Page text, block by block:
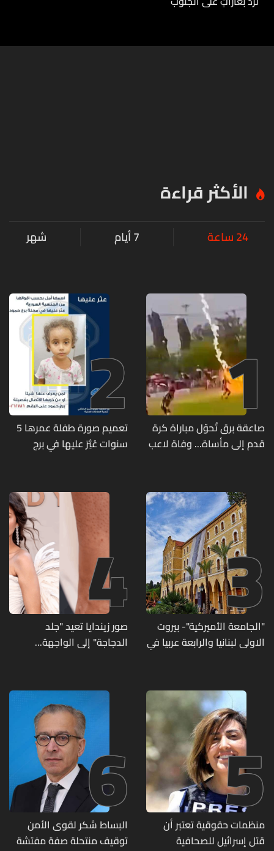
الأكثر قراءة
24 ساعة 7 أيام شهر
1
صاعقة برق تُحوّل مباراة كرة
قدم إلى مأساة... وفاة لاعب
2
تعميم صورة طفلة عمرها 5
سنوات عُثِرَ عليها في برج
3
"الجامعة الأميركية"- بيروت
الاولى لبنانيا والرابعة عربيا في
4
صور زيندايا تعيد "جلد
الدجاجة" إلى الواجهة...
5
منظمات حقوقية تعتبر أن
قتل إسرائيل للصحافية
6
البساط شكر لقوى الأمن
توقيف منتحلة صفة مفتشة